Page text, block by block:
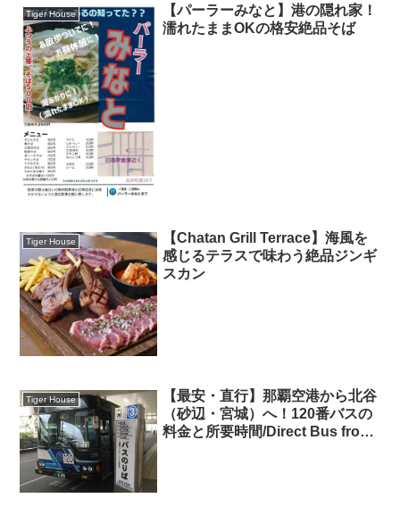
Tiger House
【パーラーみなと】港の隠れ家！
濡れたままOKの格安絶品そば
Tiger House
【Chatan Grill Terrace】海風を
感じるテラスで味わう絶品ジンギ
スカン
Tiger House
【最安・直行】那覇空港から北谷
（砂辺・宮城）へ！120番バスの
料金と所要時間/Direct Bus from